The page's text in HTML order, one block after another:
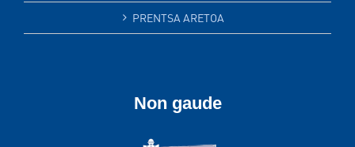
PRENTSA ARETOA
Non gaude